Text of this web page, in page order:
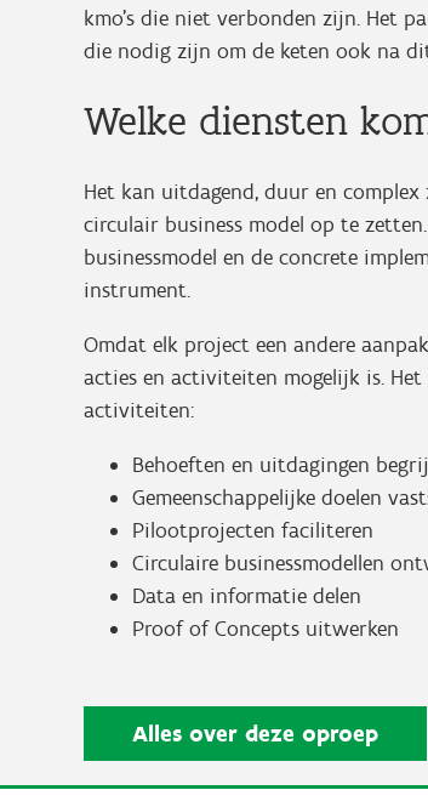
kmo's die niet verbonden zijn. Het
die nodig zijn om de keten ook na
Welke diensten
Het kan uitdagend, duur en complex
circulair business model op te
businessmodel en de concrete
instrument.
Omdat elk project een andere
acties en activiteiten mogelijk is.
activiteiten:
Behoeften en uitdagingen
Gemeenschappelijke doelen
Pilootprojecten faciliteren
Circulaire businessmodellen
Data en informatie delen
Proof of Concepts uitwerken
Alles over deze oproep